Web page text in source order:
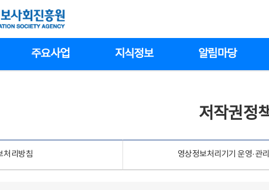
주요사업 지식정보 알림마당
저작권정
처리방침 영상정보처리기기 운영·관